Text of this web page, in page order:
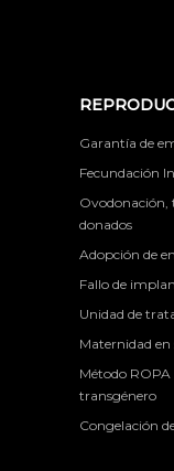
Garantía de
Fecundación
Ovodonación,
donados
Adopción de
Fallo de
Unidad de
Maternidad
Método
transgénero
Congelación